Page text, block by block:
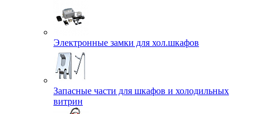
Электронные замки для хол.шкафов
Запасные части для шкафов и холодильных
витрин